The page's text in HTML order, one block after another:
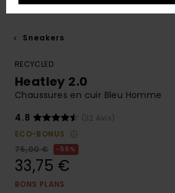
Sneakers
RECYCLED
Heatley 2.0
Chaussures en cuir Bleu Homme
4.8
(32 Avis)
ECO-BONUS
75,00 €
55%
33,75 €
BONS PLANS